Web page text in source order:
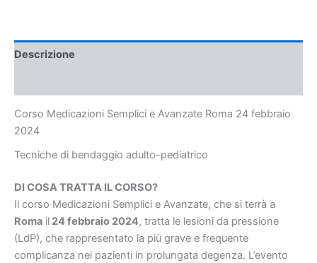
Descrizione
Corso Medicazioni Semplici e Avanzate Roma 24 febbraio
2024
Tecniche di bendaggio adulto-pediatrico
DI COSA TRATTA IL CORSO?
Il corso Medicazioni Semplici e Avanzate, che si terrà a
Roma il 24 febbraio 2024, tratta le lesioni da pressione
(LdP), che rappresentato la più grave e frequente
complicanza nei pazienti in prolungata degenza. L’evento